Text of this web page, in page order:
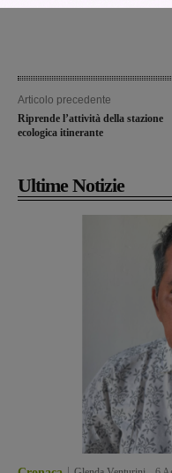
Articolo precedente
Riprende l’attività della stazione
ecologica itinerante
Ultime Notizie